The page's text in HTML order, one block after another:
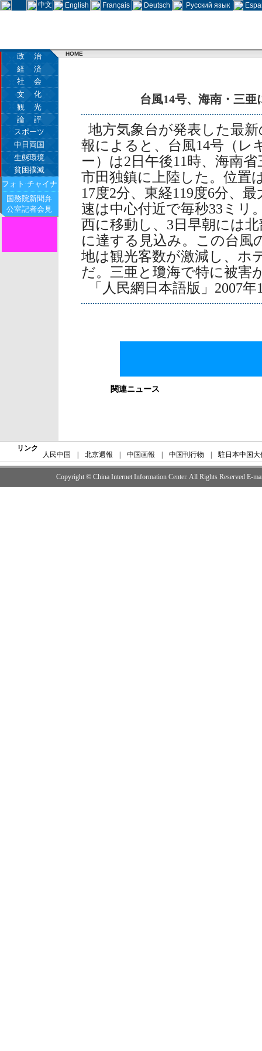
中文 English Français Deutsch Русский язык
政 治
経 済
社 会
文 化
観 光
論 評
スポーツ
中日両国
生態環境
貧困撲滅
フォト·チャイナ
国務院新聞弁
公室記者会見
HOME
台風14号、海南・三
地方気象台が発表した最新
報によると、台風14号（レ
ー）は2日午後11時、海南省
市田独鎮に上陸した。位置
17度2分、東経119度6分、最
速は中心付近で毎秒33ミリ
西に移動し、3日早朝には
に達する見込み。この台風
地は観光客数が激減し、ホ
だ。三亜と瓊海で特に被害
「人民網日本語版」2007年
関連ニュース
リンク
人民中国 北京週報 中国画報 中国刊行物 駐日本中国大
Copyright © China Internet Information Center. All Rights Reserved E-